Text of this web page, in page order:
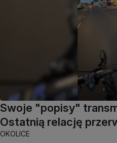
Swoje "popisy"
Ostatnią relację
OKOLICE